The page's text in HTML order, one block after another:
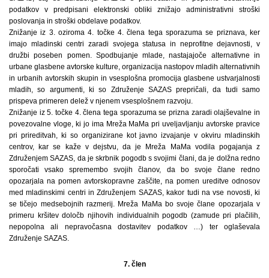
podatkov v predpisani elektronski obliki znižajo administrativni stroški
poslovanja in stroški obdelave podatkov.
Znižanje iz 3. oziroma 4. točke 4. člena tega sporazuma se priznava, ker
imajo mladinski centri zaradi svojega statusa in neprofitne dejavnosti, v
družbi poseben pomen. Spodbujanje mlade, nastajajoče alternativne in
urbane glasbene avtorske kulture, organizacija nastopov mladih alternativnih
in urbanih avtorskih skupin in vsesplošna promocija glasbene ustvarjalnosti
mladih, so argumenti, ki so Združenje SAZAS prepričali, da tudi samo
prispeva primeren delež v njenem vsesplošnem razvoju.
Znižanje iz 5. točke 4. člena tega sporazuma se prizna zaradi olajševalne in
povezovalne vloge, ki jo ima Mreža MaMa pri uveljavljanju avtorske pravice
pri prireditvah, ki so organizirane kot javno izvajanje v okviru mladinskih
centrov, kar se kaže v dejstvu, da je Mreža MaMa vodila pogajanja z
Združenjem SAZAS, da je skrbnik pogodb s svojimi člani, da je dolžna redno
sporočati vsako spremembo svojih članov, da bo svoje člane redno
opozarjala na pomen avtorskopravne zaščite, na pomen ureditve odnosov
med mladinskimi centri in Združenjem SAZAS, kakor tudi na vse novosti, ki
se tičejo medsebojnih razmerij. Mreža MaMa bo svoje člane opozarjala v
primeru kršitev določb njihovih individualnih pogodb (zamude pri plačilih,
nepopolna ali nepravočasna dostavitev podatkov …) ter oglaševala
Združenje SAZAS.
7. člen